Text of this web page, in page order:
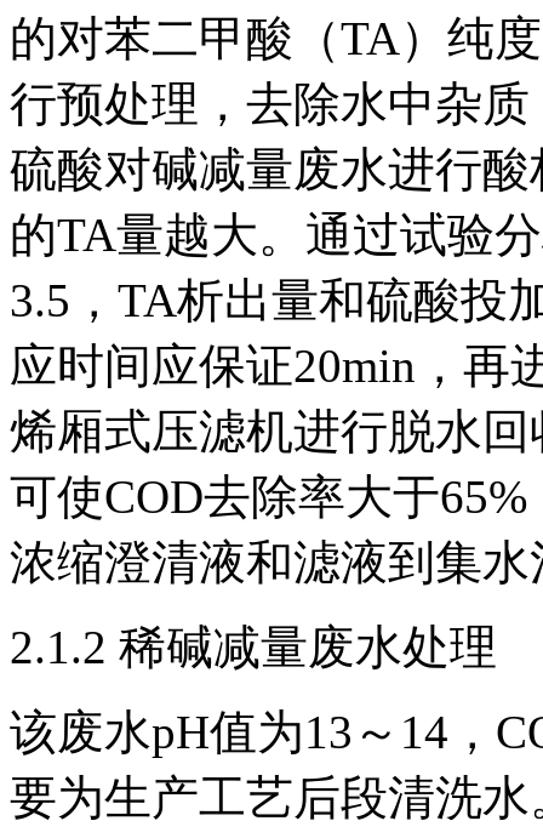
的对苯二甲酸（TA）纯
行预处理，去除水中杂
硫酸对碱减量废水进行
的TA量越大。通过试验
3.5，TA析出量和硫酸投
应时间应保证20min，再
烯厢式压滤机进行脱水
可使COD去除率大于
浓缩澄清液和滤液到集
2.1.2 稀碱减量废水处理
该废水pH值为13～14，
要为生产工艺后段清洗